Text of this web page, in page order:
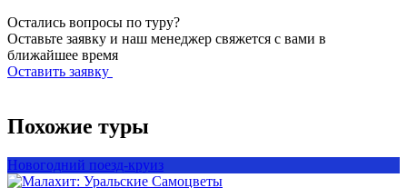
Остались вопросы по туру?
Оставьте заявку и наш менеджер свяжется с вами в
ближайшее время
Оставить заявку
Похожие туры
Новогодний поезд-круиз